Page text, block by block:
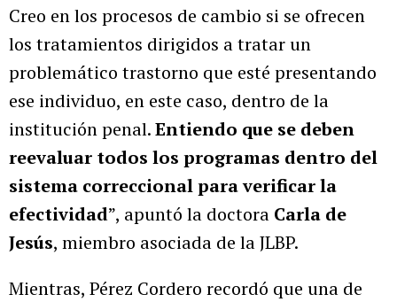
Creo en los procesos de cambio si se ofrecen
los tratamientos dirigidos a tratar un
problemático trastorno que esté presentando
ese individuo, en este caso, dentro de la
institución penal.Entiendo que se deben
reevaluar todos los programas dentro del
sistema correccional para verificar la
efectividad”, apuntó la doctora Carla de
Jesús, miembro asociada de la JLBP.
Mientras, Pérez Cordero recordó que una de